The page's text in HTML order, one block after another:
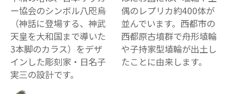
ー協会のシンボル八咫烏
（神話に登場する、神武
天皇を大和国まで導いた
3本脚のカラス）をデザ
インした彫刻家・日名子
実三の設計です。
偶のレプリカ約400体が
並んでいます。西都市の
西都原古墳群で舟形埴輪
や子持家型埴輪が出土し
たことに由来します。